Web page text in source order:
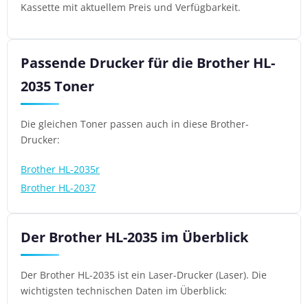
Kassette mit aktuellem Preis und Verfügbarkeit.
Passende Drucker für die Brother HL-
2035 Toner
Die gleichen Toner passen auch in diese Brother-
Drucker:
Brother HL-2035r
Brother HL-2037
Der Brother HL-2035 im Überblick
Der Brother HL-2035 ist ein Laser-Drucker (Laser). Die
wichtigsten technischen Daten im Überblick: